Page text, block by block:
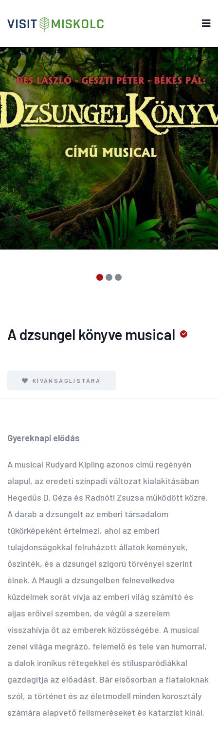
A dzsungel könyve musical
KÍVÁNSÁGLISTÁRA
Gyereknapi elődás
A musical Rudyard Kipling azonos című regényén
alapul, az eredeti színpadi változat kialakításában
Hegedűs D. Géza és Radnóti Zsuzsa működött közre.
A darab a dzsungelt az emberi társadalom
tükörképeként értelmezi, ahol az emberi
tulajdonságokkal felruházott állatok kemények,
őszinték, és a dzsungel szigorú törvényei szerint
élnek. A Maugli a dzsungelben felnevelkedve
küzdelmek sorát vívja az emberi világ számító és
aljas erőivel szemben, de végül a szerelem
visszahívja őt az emberek közösségébe. A musical
zenei világa megrázó, felemelő és tele van humorral,
a dalok ironikus rétegekkel és stílusparódiákkal
gazdagítja az előadást. Bár elsősorban a fiataloknak
szól, a történet és az életmodell minden korosztály
számára alapvető felismeréseket és katarzist kínál.